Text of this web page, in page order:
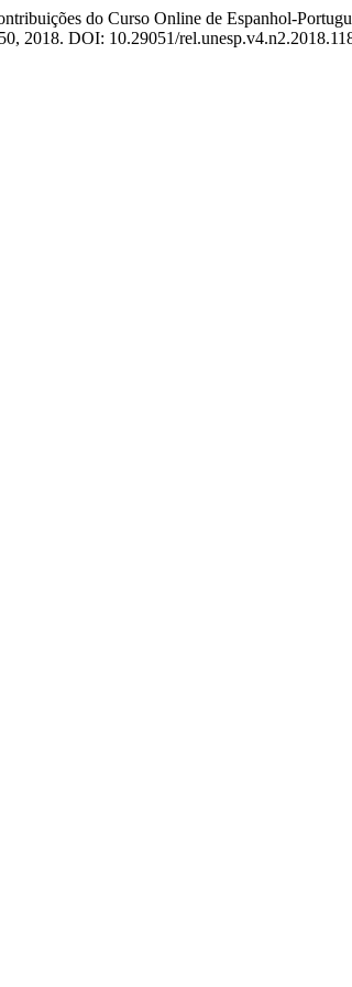
do Curso Online de Espanhol-
2018. DOI: 10.29051/